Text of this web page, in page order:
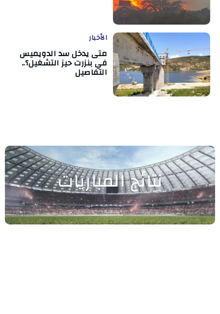
الأخبار
متى يدخل سد الدويميس
في بنزرت حيز التشغيل؟..
التفاصيل
نتائج المباريات